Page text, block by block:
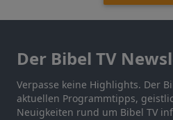
Der Bibel TV
Verpasse keine Highlights. Der
aktuellen Programmtipps,
Neuigkeiten rund um Bibel TV